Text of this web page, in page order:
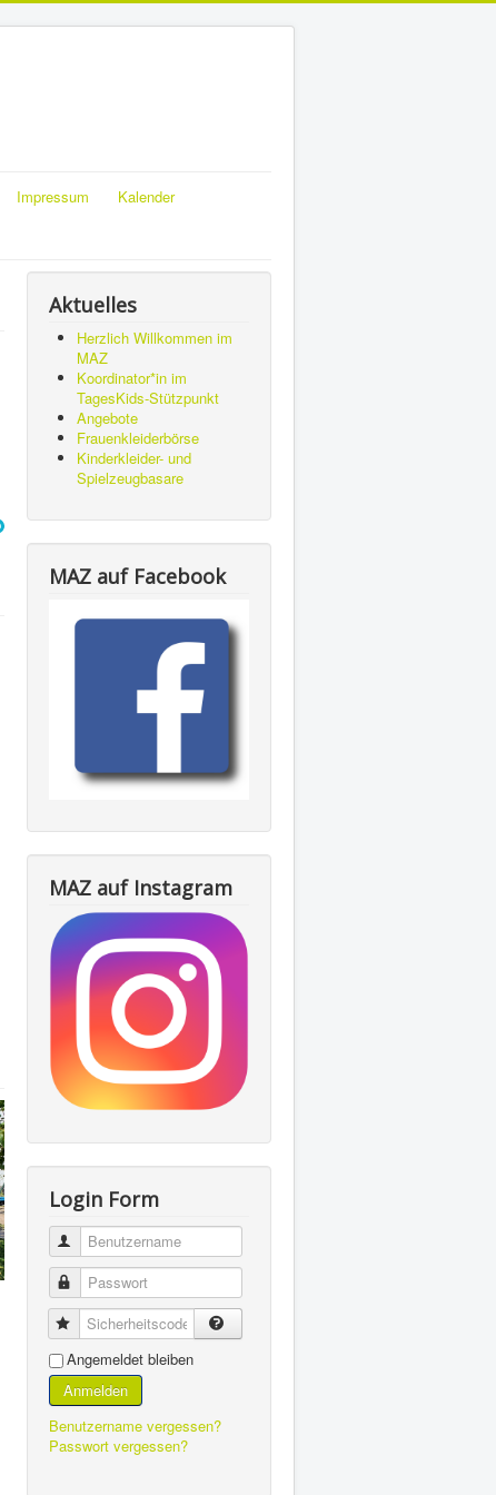
Impressum
Kalender
Aktuelles
Herzlich Willkommen im
MAZ
Koordinator*in im
TagesKids-Stützpunkt
Angebote
Frauenkleiderbörse
Kinderkleider- und
Spielzeugbasare
MAZ auf Facebook
MAZ auf Instagram
Login Form
Benutzername
Passwort
Sicherheitscode
Angemeldet bleiben
Anmelden
Benutzername vergessen?
Passwort vergessen?